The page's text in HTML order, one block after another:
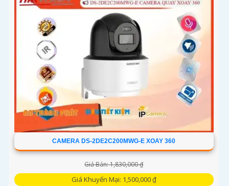
CAMERA DS-2DE2C200MWG-E XOAY 360
Giá Bán: 1,830,000 ₫
Giá Khuyến Mại: 1,500,000 ₫